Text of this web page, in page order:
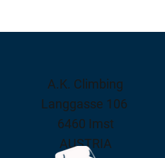
A.K. Climbing
Langgasse 106
6460 Imst
AUSTRIA